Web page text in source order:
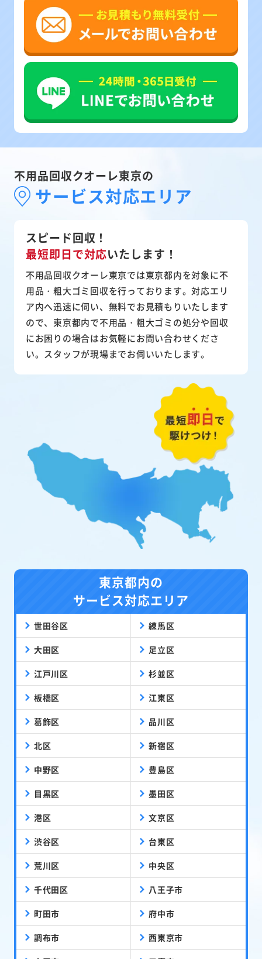
不用品回収クオーレ東京の
サービス対応エリア
スピード回収！
最短即日で対応いたします！
不用品回収クオーレ東京では東京都内を対象に不
用品・粗大ゴミ回収を行っております。対応エリ
ア内へ迅速に伺い、無料でお見積もりいたします
ので、東京都内で不用品・粗大ゴミの処分や回収
にお困りの場合はお気軽にお問い合わせくださ
い。スタッフが現場までお伺いいたします。
東京都内の
サービス対応エリア
世田谷区 練馬区
大田区 足立区
江戸川区 杉並区
板橋区 江東区
葛飾区 品川区
北区 新宿区
中野区 豊島区
目黒区 墨田区
港区 文京区
渋谷区 台東区
荒川区 中央区
千代田区 八王子市
町田市 府中市
調布市 西東京市